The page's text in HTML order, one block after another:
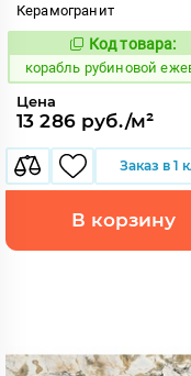
Керамогранит
775524
Код товара:
корабль рубиновой
Цена
13 286 руб./м²
Заказ в 1
В корзину